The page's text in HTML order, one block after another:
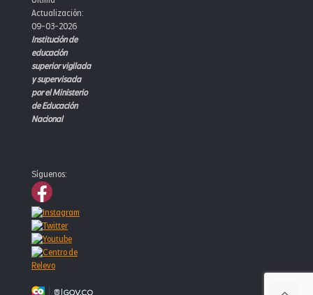
Actualización:
09-03-2026
Institución de
educación
superior vigilada
y supervisada
por el Ministerio
de Educación
Nacional
Síguenos: